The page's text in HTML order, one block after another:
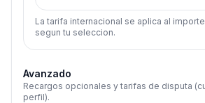
La tarifa internacional se aplica al
segun tu seleccion.
Avanzado
Recargos opcionales y tarifas de disputa
perfil).